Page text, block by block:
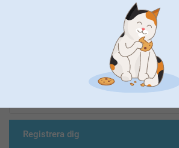
Registrera dig till vårt
Ange din e-postadress här
Registrera dig